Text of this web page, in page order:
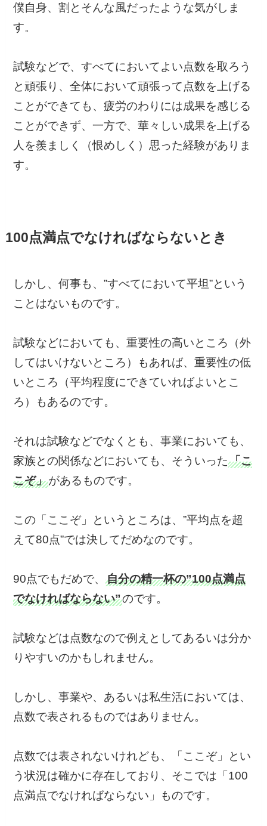
僕自身、割とそんな風だったような気がしま
す。
試験などで、すべてにおいてよい点数を取ろう
と頑張り、全体において頑張って点数を上げる
ことができても、疲労のわりには成果を感じる
ことができず、一方で、華々しい成果を上げる
人を羨ましく（恨めしく）思った経験がありま
す。
100点満点でなければならないとき
しかし、何事も、”すべてにおいて平坦”という
ことはないものです。
試験などにおいても、重要性の高いところ（外
してはいけないところ）もあれば、重要性の低
いところ（平均程度にできていればよいとこ
ろ）もあるのです。
それは試験などでなくとも、事業においても、
家族との関係などにおいても、そういった「こ
こぞ」があるものです。
この「ここぞ」というところは、”平均点を超
えて80点”では決してだめなのです。
90点でもだめで、自分の精一杯の”100点満点
でなければならない”のです。
試験などは点数なので例えとしてあるいは分か
りやすいのかもしれません。
しかし、事業や、あるいは私生活においては、
点数で表されるものではありません。
点数では表されないけれども、「ここぞ」とい
う状況は確かに存在しており、そこでは「100
点満点でなければならない」ものです。